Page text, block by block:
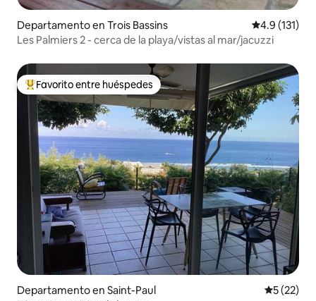
Departamento en Trois Bassins Calificación
4.9 (131)
Les Palmiers 2 - cerca de la playa/vistas al mar/jacuzzi
De los mejores en Favorito entre huéspedes
Favorito entre huéspedes
Departamento en Saint-Paul
5 (22)